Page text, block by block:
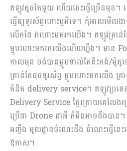
ឥឡូវតូចតែមួយ ហើយចេះធ្វើច្រើនមុខ។
ធ្វើឲ្យទូរស័ព្ទហោះឬអីទេ។ កុំអាលមើល​
លើកដៃ វាហោះមករកយើង។ ឥឡូវគ្រាន់
ម្ហូបហោះមករកយើងហើយហ្នឹង។ មាន​
កាលមុន ចង់បានម្ហូបទាល់តែជិះកង់/ម៉ូ
គ្រាន់តែចុចទូរស័ព្ទ ម្ហូបហោះមកយើង គ្
គំនិត delivery service។ ឥឡូវប្រទេស
Delivery Service ថ្ងៃក្រោយ​​គេលែង
ប្រើជា Drone ជាអី ក៏មិនអាចដឹងបាន។ ប
អញ្ចឹង មូលដ្ឋានចំណេះដឹង ចំណេះធ្វើន
ឱកាស។